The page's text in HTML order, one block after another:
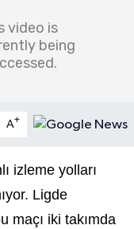
A+
izleme yolları
Ligde
maçı iki takımda